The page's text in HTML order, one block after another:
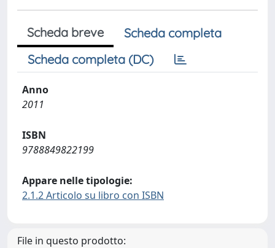
Scheda breve
Scheda completa
Scheda completa (DC)
Anno
2011
ISBN
9788849822199
Appare nelle tipologie:
2.1.2 Articolo su libro con ISBN
File in questo prodotto: